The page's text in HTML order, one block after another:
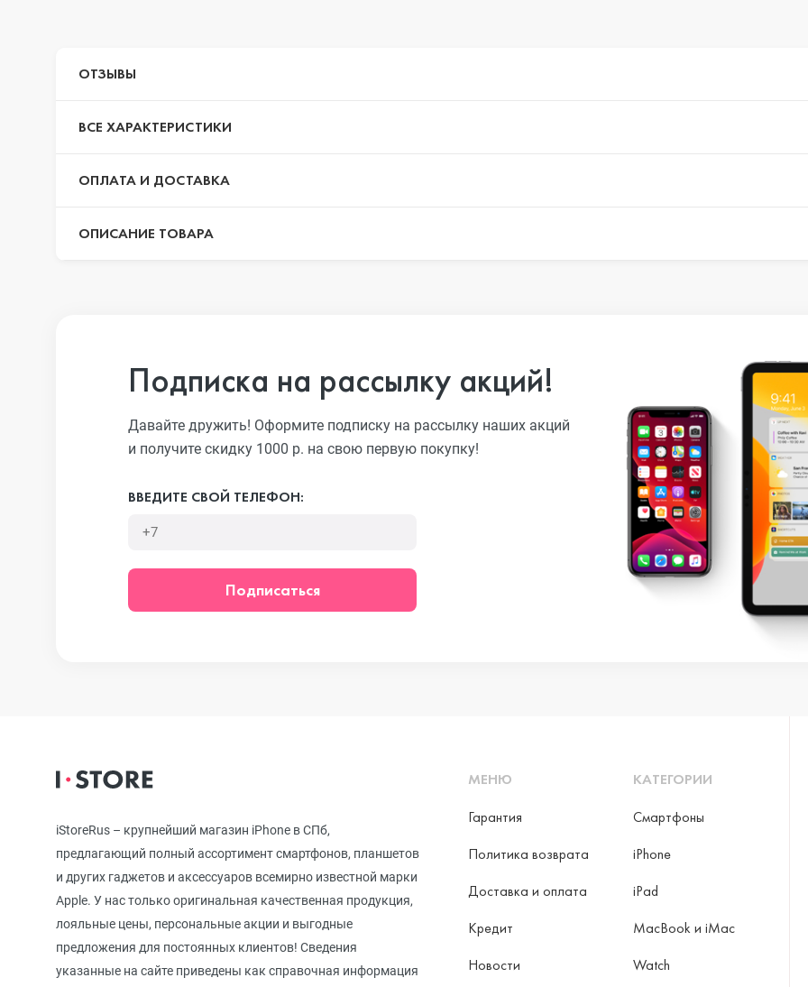
iPhone 13 mini
iPhone 12
iPhone 11 Pro
iPhone 11
iPhone XS Max
ОТЗЫВЫ
ВСЕ ХАРАКТЕРИСТИКИ
ОПЛАТА И ДОСТАВКА
ОПИСАНИЕ ТОВАРА
Подписка на рассылку акций!
Давайте дружить! Оформите подписку на рассылку наших акций
и получите скидку 1000 р. на свою первую покупку!
ВВЕДИТЕ СВОЙ ТЕЛЕФОН:
Подписаться
iStoreRus – крупнейший магазин iPhone в СПб,
предлагающий полный ассортимент смартфонов, планшетов
и других гаджетов и аксессуаров всемирно известной марки
Apple. У нас только оригинальная качественная продукция,
лояльные цены, персональные акции и выгодные
предложения для постоянных клиентов! Сведения
указанные на сайте приведены как справочная информация
МЕНЮ
Гарантия
Политика возврата
Доставка и оплата
Кредит
Новости
КАТЕГОРИИ
Смартфоны
iPhone
iPad
MacBook и iMac
Watch